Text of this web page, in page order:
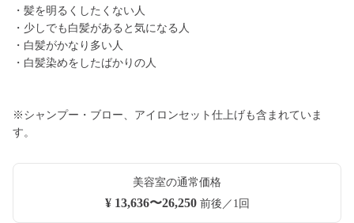
・髪を明るくしたくない人
・少しでも白髪があると気になる人
・白髪がかなり多い人
・白髪染めをしたばかりの人
※シャンプー・ブロー、アイロンセット仕上げも含まれていま
す。
美容室の通常価格
¥ 13,636〜26,250前後／1回